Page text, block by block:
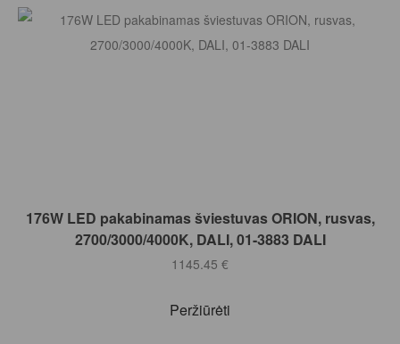
Į KREPŠELĮ
176W LED pakabinamas šviestuvas ORION, rusvas,
2700/3000/4000K, DALI, 01-3883 DALI
1145.45 €
Peržiūrėti